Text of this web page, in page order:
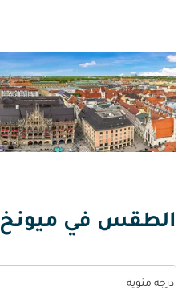
الطقس في ميونخ
درجة مئوية